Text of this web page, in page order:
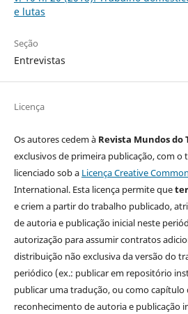
e lutas
Seção
Entrevistas
Licença
Os autores cedem à Revista Mundos do
exclusivos de primeira publicação, com
licenciado sob a Licença Creative
International. Esta licença permite que
e criem a partir do trabalho publicado,
de autoria e publicação inicial neste
autorização para assumir contratos
distribuição não exclusiva da versão do
periódico (ex.: publicar em repositório
publicar uma tradução, ou como capítulo
reconhecimento de autoria e publicação